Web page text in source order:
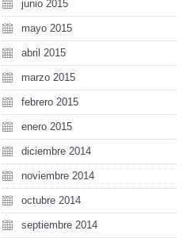
junio 2015
mayo 2015
abril 2015
marzo 2015
febrero 2015
enero 2015
diciembre 2014
noviembre 2014
octubre 2014
septiembre 2014